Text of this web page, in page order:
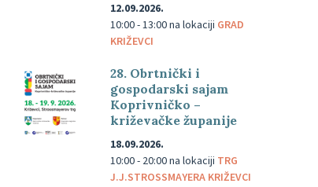
12.09.2026.
10:00 - 13:00na lokaciji GRAD
KRIŽEVCI
28. Obrtnički i
gospodarski sajam
Koprivničko –
križevačke županije
18.09.2026.
10:00 - 20:00na lokaciji TRG
J.J.STROSSMAYERA KRIŽEVCI